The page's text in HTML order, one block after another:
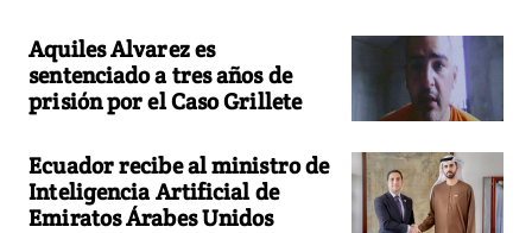
Aquiles Alvarez es
sentenciado a tres años de
prisión por el Caso Grillete
Ecuador recibe al ministro de
Inteligencia Artificial de
Emiratos Árabes Unidos